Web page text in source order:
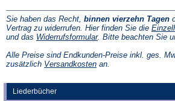
Liederbücher
Sie haben das Recht, binnen vierzehn Tagen
Vertrag zu widerrufen. Hier finden Sie die
und das Widerrufsformular(Öffnet
einem
neuen
. Bitte beachten Sie
Alle Preise sind Endkunden-Preise inkl. ges.
zusätzlich Versandkosten(Öffnet
an.